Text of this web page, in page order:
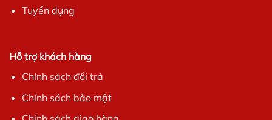
Tuyển dụng
Hỗ trợ khách hàng
Chính sách đổi trả
Chính sách bảo mật